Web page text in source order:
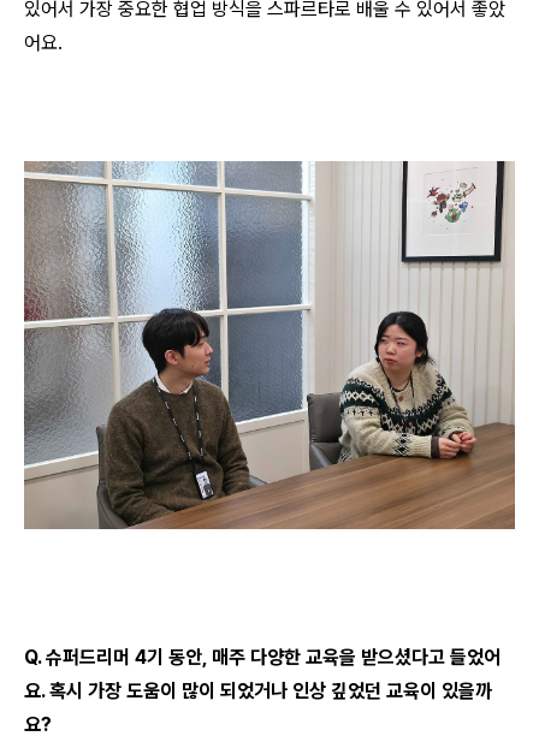
있어서 가장 중요한 협업 방식을 스파르타로 배울 수 있어서 좋았
어요.
Q. 슈퍼드리머 4기 동안, 매주 다양한 교육을 받으셨다고 들었어
요. 혹시 가장 도움이 많이 되었거나 인상 깊었던 교육이 있을까
요?